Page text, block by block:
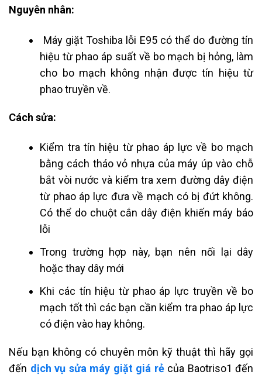
Nguyên nhân:
Máy giặt Toshiba lỗi E95 có thể do đường tín
hiệu từ phao áp suất về bo mạch bị hỏng, làm
cho bo mạch không nhận được tín hiệu từ
phao truyền về.
Cách sửa:
Kiểm tra tín hiệu từ phao áp lực về bo mạch
bằng cách tháo vỏ nhựa của máy úp vào chỗ
bắt vòi nước và kiểm tra xem đường dây điện
từ phao áp lực đưa về mạch có bị đứt không.
Có thể do chuột cắn dây điện khiến máy báo
lỗi
Trong trường hợp này, bạn nên nối lại dây
hoặc thay dây mới
Khi các tín hiệu từ phao áp lực truyền về bo
mạch tốt thì các bạn cần kiểm tra phao áp lực
có điện vào hay không.
Nếu bạn không có chuyên môn kỹ thuật thì hãy gọi
đến dịch vụ sửa máy giặt giá rẻcủa Baotriso1 đến